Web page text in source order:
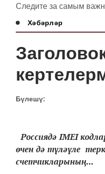
Следите за самым
Хәбәрләр
Бүлешү:
Россиядә IMEI
өчен дә түләүле
счетчикларының...